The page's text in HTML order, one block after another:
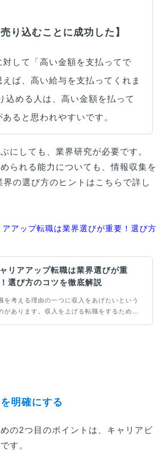
り込むことに成功した】
して「高い金額を支払ってで
ば、高い給与を支払ってくれま
込める人は、高い金額を払って
ると思われやすいです。
にしても、業界研究が必要です。
られる能力についても、情報収集を
の選び方のヒントはこちらで詳し
アアップ転職は業界選びが重要！選び方
リアアップ転職は業界選びが重
選び方のコツを徹底解説
を考える理由の一つに収入をあげたいという
があります。収入を上げる転職をするために
明確にする
の2つ目のポイントは、キャリアビ
す。